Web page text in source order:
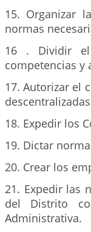
15. Organizar
normas
16 . Dividir el
competencias y
17. Autorizar el
18. Expedir los
19. Dictar
20. Crear los
21. Expedir las
del Distrito
Administrativa.